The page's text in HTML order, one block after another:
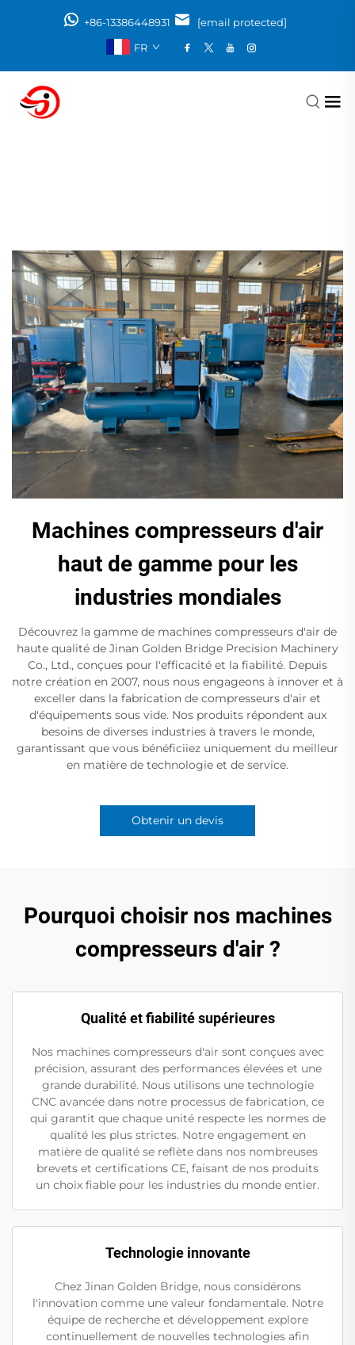
+86-13386448931
[email protected]
FR
Machines compresseurs d'air
haut de gamme pour les
industries mondiales
Découvrez la gamme de machines compresseurs d'air de
haute qualité de Jinan Golden Bridge Precision Machinery
Co., Ltd., conçues pour l'efficacité et la fiabilité. Depuis
notre création en 2007, nous nous engageons à innover et à
exceller dans la fabrication de compresseurs d'air et
d'équipements sous vide. Nos produits répondent aux
besoins de diverses industries à travers le monde,
garantissant que vous bénéficiiez uniquement du meilleur
en matière de technologie et de service.
Obtenir un devis
Pourquoi choisir nos machines
compresseurs d'air ?
Qualité et fiabilité supérieures
Nos machines compresseurs d'air sont conçues avec
précision, assurant des performances élevées et une
grande durabilité. Nous utilisons une technologie
CNC avancée dans notre processus de fabrication, ce
qui garantit que chaque unité respecte les normes de
qualité les plus strictes. Notre engagement en
matière de qualité se reflète dans nos nombreuses
brevets et certifications CE, faisant de nos produits
un choix fiable pour les industries du monde entier.
Technologie innovante
Chez Jinan Golden Bridge, nous considérons
l'innovation comme une valeur fondamentale. Notre
équipe de recherche et développement explore
continuellement de nouvelles technologies afin